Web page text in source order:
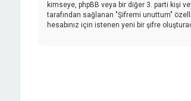
kimseye, phpBB veya bir diğer 3. parti kişi
tarafından sağlanan "Şifremi unuttum"
hesabınız için istenen yeni bir şifre